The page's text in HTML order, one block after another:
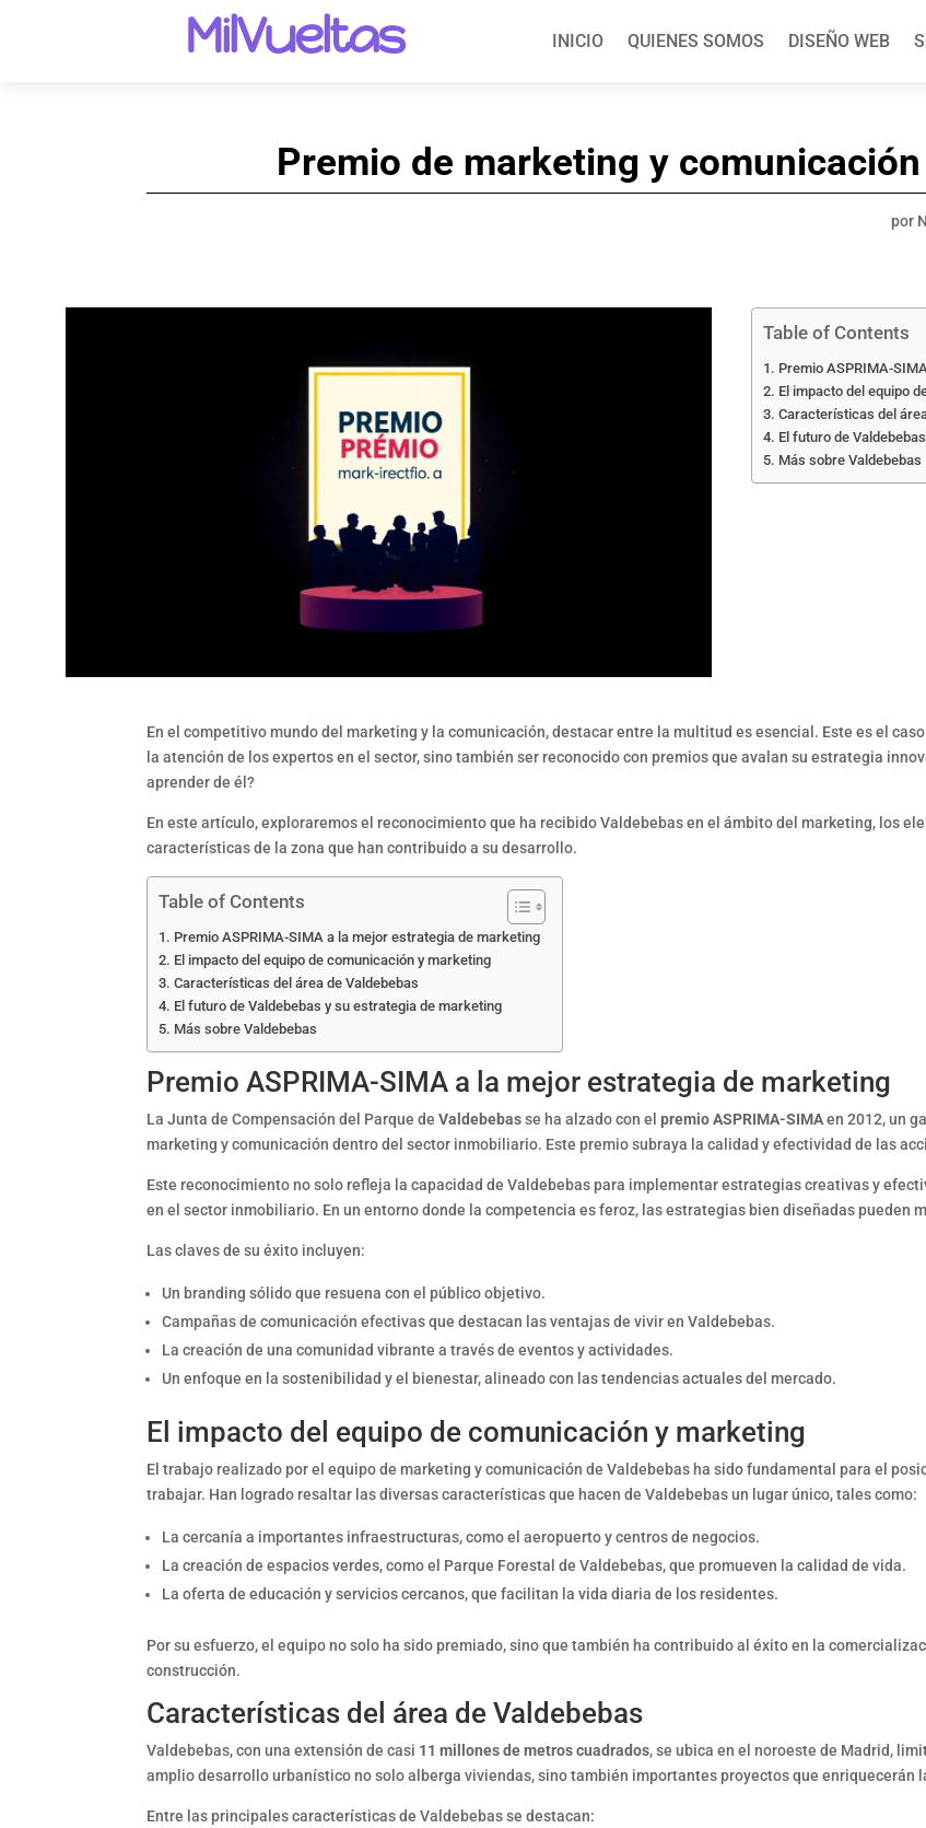
MilVueltas INICIO QUIENES SOMOS DISEÑO WEB
Premio de marketing y
por
Table of Contents
Premio ASPRIMA-
El impacto del equipo
Características del
El futuro de
Más sobre Valdebebas
En el competitivo mundo del marketing y la comunicación, destacar entre la multitud es esencial. Este es el
la atención de los expertos en el sector, sino también ser reconocido con premios que avalan su estrategia
aprender de él?
En este artículo, exploraremos el reconocimiento que ha recibido Valdebebas en el ámbito del marketing, los
características de la zona que han contribuido a su desarrollo.
Table of Contents
Premio ASPRIMA-SIMA a la mejor estrategia de marketing
El impacto del equipo de comunicación y marketing
Características del área de Valdebebas
El futuro de Valdebebas y su estrategia de marketing
Más sobre Valdebebas
Premio ASPRIMA-SIMA a la mejor estrategia de marketing
La Junta de Compensación del Parque deValdebebasse ha alzado con elpremio ASPRIMA-SIMAen 2012, un
marketing y comunicación dentro del sector inmobiliario. Este premio subraya la calidad y efectividad de las
Este reconocimiento no solo refleja la capacidad de Valdebebas para implementar estrategias creativas y
en el sector inmobiliario. En un entorno donde la competencia es feroz, las estrategias bien diseñadas pueden
Las claves de su éxito incluyen:
Un branding sólido que resuena con el público objetivo.
Campañas de comunicación efectivas que destacan las ventajas de vivir en Valdebebas.
La creación de una comunidad vibrante a través de eventos y actividades.
Un enfoque en la sostenibilidad y el bienestar, alineado con las tendencias actuales del mercado.
El impacto del equipo de comunicación y marketing
El trabajo realizado por el equipo de marketing y comunicación de Valdebebas ha sido fundamental para el
trabajar. Han logrado resaltar las diversas características que hacen de Valdebebas un lugar único, tales como:
La cercanía a importantes infraestructuras, como el aeropuerto y centros de negocios.
La creación de espacios verdes, como el Parque Forestal de Valdebebas, que promueven la calidad de vida.
La oferta de educación y servicios cercanos, que facilitan la vida diaria de los residentes.
Por su esfuerzo, el equipo no solo ha sido premiado, sino que también ha contribuido al éxito en la
construcción.
Características del área de Valdebebas
Valdebebas, con una extensión de casi 11 millones de metros cuadrados, se ubica en el noroeste de Madrid,
amplio desarrollo urbanístico no solo alberga viviendas, sino también importantes proyectos que enriquecerán
Entre las principales características de Valdebebas se destacan: